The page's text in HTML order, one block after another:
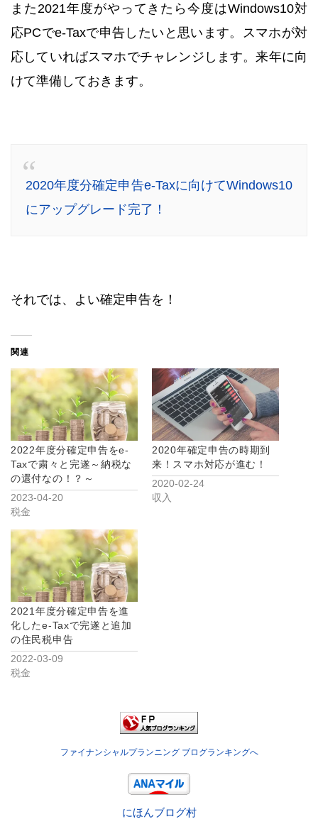
また2021年度がやってきたら今度はWindows10対
応PCでe-Taxで申告したいと思います。スマホが対
応していればスマホでチャレンジします。来年に向
けて準備しておきます。
2020年度分確定申告e-Taxに向けてWindows10
にアップグレード完了！
それでは、よい確定申告を！
関連
2022年度分確定申告をe-
Taxで粛々と完遂～納税な
の還付なの！？～
2023-04-20
税金
2020年確定申告の時期到
来！スマホ対応が進む！
2020-02-24
収入
2021年度分確定申告を進
化したe-Taxで完遂と追加
の住民税申告
2022-03-09
税金
ファイナンシャルプランニング ブログランキングへ
にほんブログ村